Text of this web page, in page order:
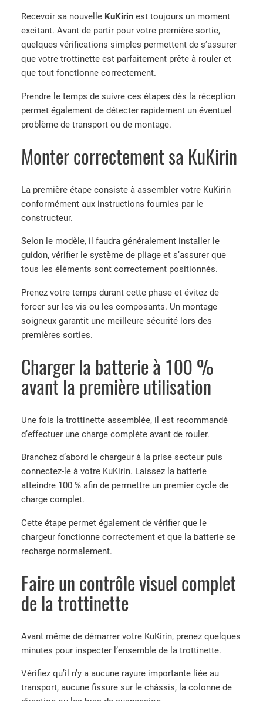
Recevoir sa nouvelle KuKirin est toujours un moment
excitant. Avant de partir pour votre première sortie,
quelques vérifications simples permettent de s’assurer
que votre trottinette est parfaitement prête à rouler et
que tout fonctionne correctement.
Prendre le temps de suivre ces étapes dès la réception
permet également de détecter rapidement un éventuel
problème de transport ou de montage.
Monter correctement sa KuKirin
La première étape consiste à assembler votre KuKirin
conformément aux instructions fournies par le
constructeur.
Selon le modèle, il faudra généralement installer le
guidon, vérifier le système de pliage et s’assurer que
tous les éléments sont correctement positionnés.
Prenez votre temps durant cette phase et évitez de
forcer sur les vis ou les composants. Un montage
soigneux garantit une meilleure sécurité lors des
premières sorties.
Charger la batterie à 100 %
avant la première utilisation
Une fois la trottinette assemblée, il est recommandé
d’effectuer une charge complète avant de rouler.
Branchez d’abord le chargeur à la prise secteur puis
connectez-le à votre KuKirin. Laissez la batterie
atteindre 100 % afin de permettre un premier cycle de
charge complet.
Cette étape permet également de vérifier que le
chargeur fonctionne correctement et que la batterie se
recharge normalement.
Faire un contrôle visuel complet
de la trottinette
Avant même de démarrer votre KuKirin, prenez quelques
minutes pour inspecter l’ensemble de la trottinette.
Vérifiez qu’il n’y a aucune rayure importante liée au
transport, aucune fissure sur le châssis, la colonne de